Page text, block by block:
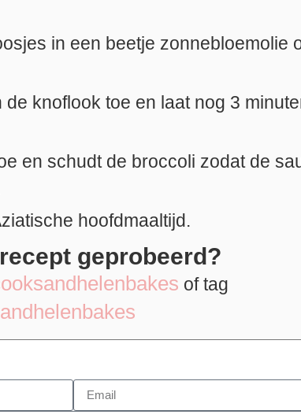
in een beetje zonnebloemolie
de knoflook toe en laat nog 3
en schudt de broccoli zodat de
hoofdmaaltijd.
geprobeerd?
of tag